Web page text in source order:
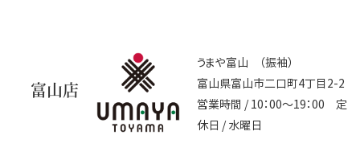
富山店
うまや富山 （振袖）
富山県富山市二口町4丁目2-2
営業時間 / 10：00～19：00 定
休日 / 水曜日